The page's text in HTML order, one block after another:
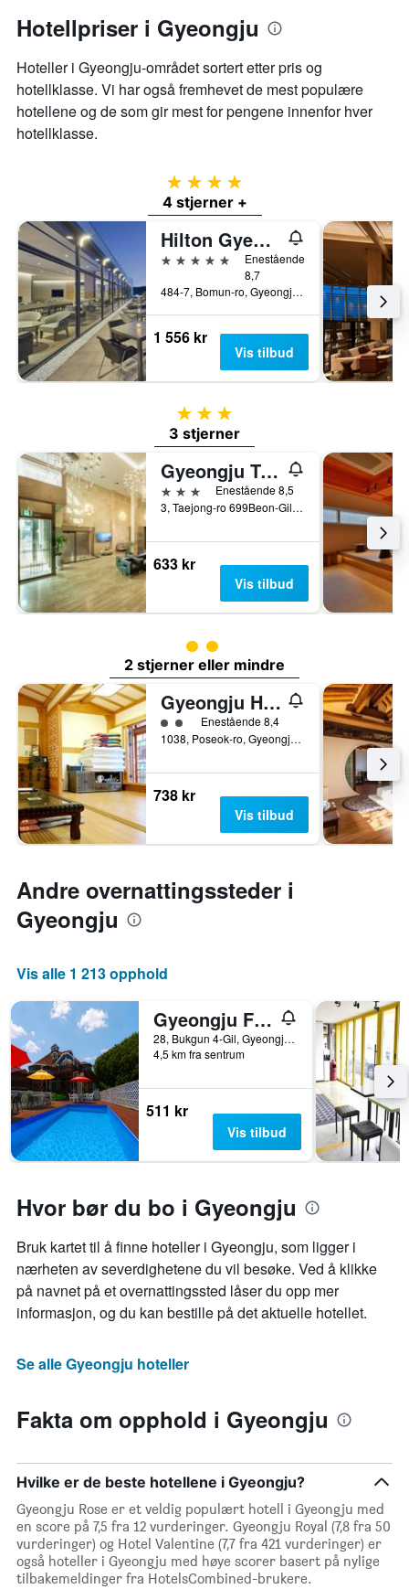
Hotellpriser i Gyeongju
Hoteller i Gyeongju-området sortert etter pris og
hotellklasse. Vi har også fremhevet de mest populære
hotellene og de som gir mest for pengene innenfor hver
hotellklasse.
4 stjerner
4 stjerner +
Hilton Gyeongju
5 stjerner
Enestående
8,7
484-7, Bomun-ro, Gyeongju, Sør-Korea
1 556 kr
Vis tilbud
3 stjerner
3 stjerner
Gyeongju Tourist Hotel GG
3 stjernerEnestående 8,5
3, Taejong-ro 699Beon-Gil, Gyeongju, Sør-Korea
633 kr
Vis tilbud
2 kategori vurdering
2 stjerner eller mindre
Gyeongju Hwangnamkwan Hanok Hotel
2 kategori vurdering
Enestående 8,4
1038, Poseok-ro, Gyeongju, Sør-Korea
738 kr
Vis tilbud
Andre overnattingssteder i
Gyeongju
Vis alle 1 213 opphold
Gyeongju Finlandia Pension
28, Bukgun 4-Gil, Gyeongju, Sør-Korea
4,5 km fra sentrum
511 kr
Vis tilbud
Hvor bør du bo i Gyeongju
Bruk kartet til å finne hoteller i Gyeongju, som ligger i
nærheten av severdighetene du vil besøke. Ved å klikke
på navnet på et overnattingssted låser du opp mer
informasjon, og du kan bestille på det aktuelle hotellet.
Se alle Gyeongju hoteller
Fakta om opphold i Gyeongju
Hvilke er de beste hotellene i Gyeongju?
Gyeongju Rose er et veldig populært hotell i Gyeongju med
en score på 7,5 fra 12 vurderinger. Gyeongju Royal (7,8 fra 50
vurderinger) og Hotel Valentine (7,7 fra 421 vurderinger) er
også hoteller i Gyeongju med høye scorer basert på nylige
tilbakemeldinger fra HotelsCombined-brukere.